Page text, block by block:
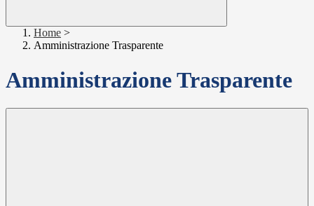
Home >
Amministrazione Trasparente
Amministrazione Trasparente